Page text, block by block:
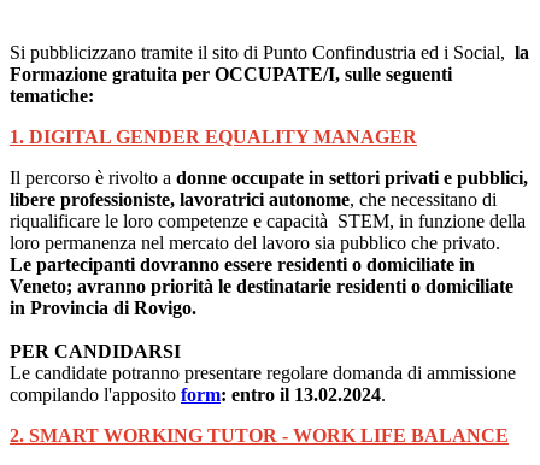
Si pubblicizzano tramite il sito di Punto Confindustria ed i Social, la
Formazione gratuita per OCCUPATE/I, sulle seguenti
tematiche:
1. DIGITAL GENDER EQUALITY MANAGER
Il percorso è rivolto a donne occupate in settori privati e pubblici,
libere professioniste, lavoratrici autonome, che necessitano di
riqualificare le loro competenze e capacità STEM, in funzione della
loro permanenza nel mercato del lavoro sia pubblico che privato.
Le partecipanti dovranno essere residenti o domiciliate in
Veneto; avranno priorità le destinatarie residenti o domiciliate
in Provincia di Rovigo.
PER CANDIDARSI
Le candidate potranno presentare regolare domanda di ammissione
compilando l'apposito form: entro il 13.02.2024.
2. SMART WORKING TUTOR - WORK LIFE BALANCE